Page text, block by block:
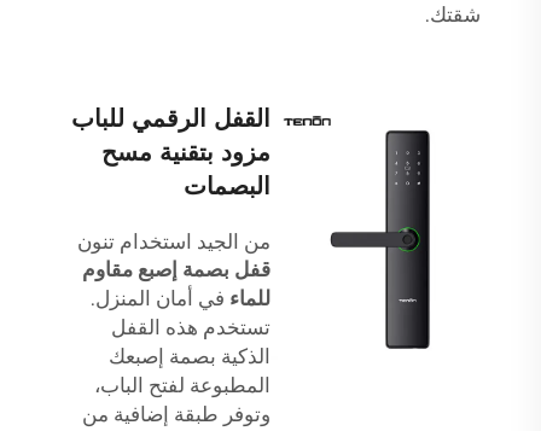
شقتك.
القفل الرقمي للباب
مزود بتقنية مسح
البصمات
من الجيد استخدام تنون
قفل بصمة إصبع مقاوم
للماء في أمان المنزل.
تستخدم هذه القفل
الذكية بصمة إصبعك
المطبوعة لفتح الباب،
وتوفر طبقة إضافية من